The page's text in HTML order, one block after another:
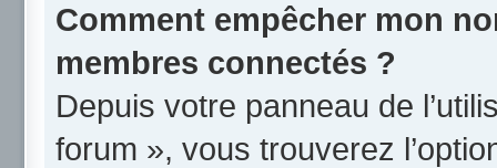
Comment empêcher mon
membres connectés ?
Depuis votre panneau de
forum », vous trouverez